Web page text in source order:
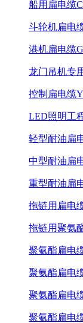
船用扁电缆
斗轮机扁电
港机扁电缆
龙门吊机专
控制扁电缆
LED照明工
轻型耐油扁
中型耐油扁
重型耐油扁
拖链用扁电
拖链用聚氨
聚氨酯扁电
聚氨酯扁电
聚氨酯扁电
聚氨酯扁电